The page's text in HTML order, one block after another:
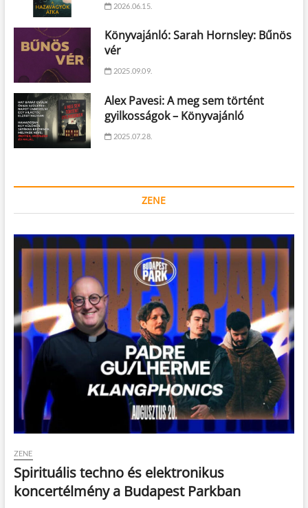
2026.06.15.
Könyvajánló: Sarah Hornsley: Bűnös
vér
2025.09.09.
Alex Pavesi: A meg sem történt
gyilkosságok – Könyvajánló
2025.07.28.
ZENE
ZENE
Spirituális techno és elektronikus
koncertélmény a Budapest Parkban